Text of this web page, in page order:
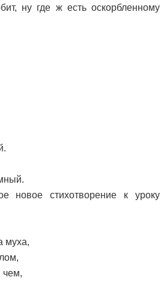
ну где ж есть оскорбленному
новое стихотворение к уроку
муха,
чем,